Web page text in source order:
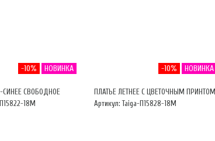
-10% НОВИНКА
СИНЕЕ СВОБОДНОЕ
18М
-10% НОВИНКА
ПЛАТЬЕ ЛЕТНЕЕ С ЦВЕТОЧНЫМ ПРИНТОМ
Артикул: Taiga-П15828-18М